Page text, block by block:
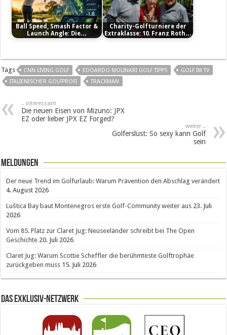
Ball Speed, Smash Factor &
Launch Angle: Die…
Charity-Golfturniere der
Extraklasse: 10. Franz Roth…
Tags CNN LIVING GOLF EDOARDO MOLINARI GOLF TIPPS
GOLF IM TV
ITALIENISCHER GOLFPROFI
TRACKMAN
.. interessant
Die neuen Eisen von Mizuno: JPX
EZ oder lieber JPX EZ Forged?
weiter ..
Golferslust: So sexy kann Golf
sein
Meldungen
Der neue Trend im Golfurlaub: Warum Prävention den Abschlag verändert
4. August 2026
Luštica Bay baut Montenegros erste Golf-Community weiter aus 23. Juli
2026
Vom 85. Platz zur Claret Jug: Neuseeländer schreibt bei The Open
Geschichte 20. Juli 2026
Claret Jug: Warum Scottie Scheffler die berühmteste Golftrophäe
zurückgeben muss 15. Juli 2026
Das Exklusiv-Netzwerk